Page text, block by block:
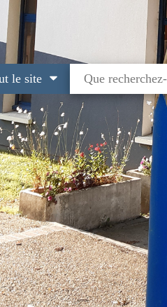
le site